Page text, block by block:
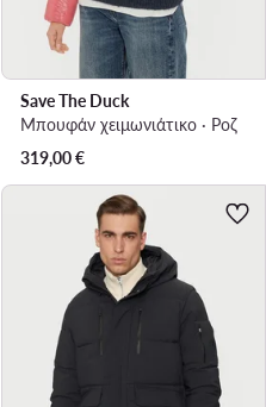
Save The Duck
Μπουφάν χειμωνιάτικο · Ροζ
319,00€